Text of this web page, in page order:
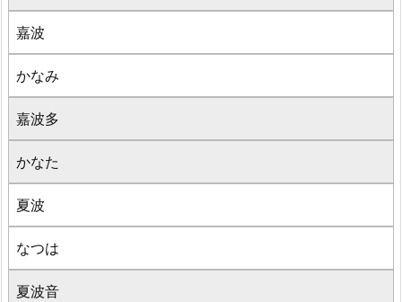
嘉波
かなみ
嘉波多
かなた
夏波
なつは
夏波音